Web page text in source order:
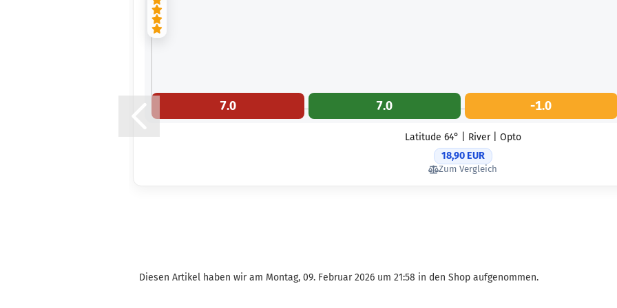
7.0 7.0 -1.0
Latitude 64° | River | Opto
18,90 EUR
Zum Vergleich
Diesen Artikel haben wir am Montag, 09. Februar 2026 um 21:58 in den Shop aufgenommen.